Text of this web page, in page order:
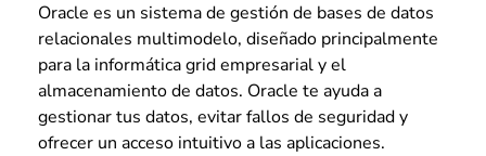
Oracle es un sistema de gestión de bases de datos
relacionales multimodelo, diseñado principalmente
para la informática grid empresarial y el
almacenamiento de datos. Oracle te ayuda a
gestionar tus datos, evitar fallos de seguridad y
ofrecer un acceso intuitivo a las aplicaciones.